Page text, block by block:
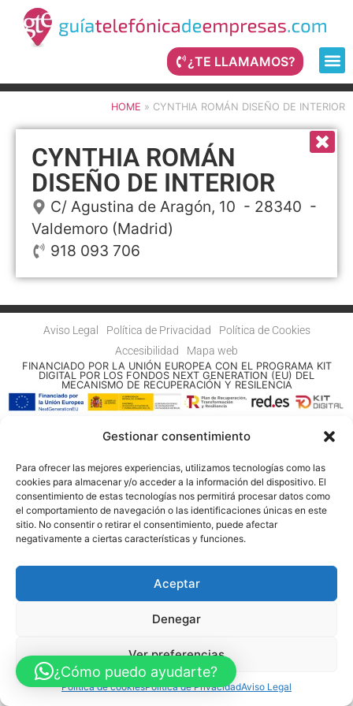
Gestionar consentimiento
Para ofrecer las mejores experiencias, utilizamos tecnologías como las
cookies para almacenar y/o acceder a la información del dispositivo. El
consentimiento de estas tecnologías nos permitirá procesar datos como
el comportamiento de navegación o las identificaciones únicas en este
sitio. No consentir o retirar el consentimiento, puede afectar
negativamente a ciertas características y funciones.
Aceptar
Denegar
Ver preferencias
Política de cookiesPolítica de PrivacidadAviso Legal
¿TE LLAMAMOS?
HOME » CYNTHIA ROMÁN DISEÑO DE INTERIOR
CYNTHIA ROMÁN
DISEÑO DE INTERIOR
C/ Agustina de Aragón, 10 - 28340 -
Valdemoro (Madrid)
918 093 706
Aviso Legal Política de Privacidad
Política de Cookies
Accesibilidad
Mapa web
FINANCIADO POR LA UNIÓN EUROPEA CON EL PROGRAMA KIT
DIGITAL POR LOS FONDOS NEXT GENERATION (EU) DEL
MECANISMO DE RECUPERACIÓN Y RESILENCIA
¿Cómo puedo ayudarte?